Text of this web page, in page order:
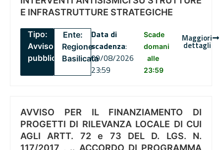
E INFRASTRUTTURE STRATEGICHE
Tipo:
Avviso
pubblico
Ente:
Regione
Basilicata
Data di
scadenza:
09/08/2026
23:59
Scade
domani
alle
23:59
Maggiori
dettagli
AVVISO PER IL FINANZIAMENTO DI
PROGETTI DI RILEVANZA LOCALE DI CUI
AGLI ARTT. 72 e 73 DEL D. LGS. N.
117/2017 , .. ACCORDO DI PROGRAMMA